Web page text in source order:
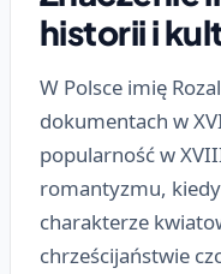
historii i
W Polsce imię
dokumentach w
popularność w
romantyzmu,
charakterze
chrześcijaństwie